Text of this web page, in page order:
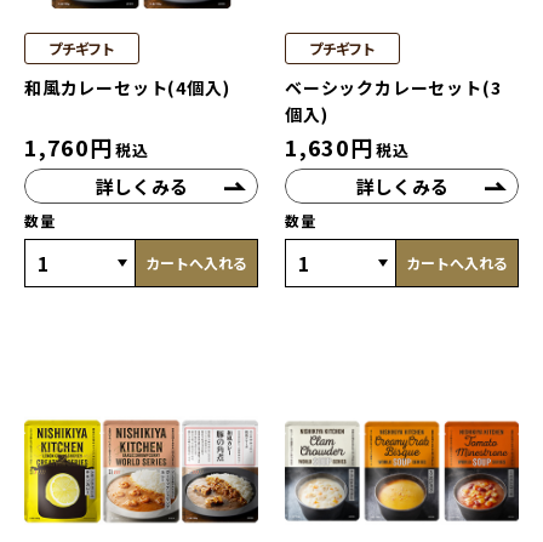
プチギフト
和風カレーセット(4個入)
1,760円税込
詳しくみる
数量
カートへ入れる
プチギフト
ベーシックカレーセット(3
個入)
1,630円税込
詳しくみる
数量
カートへ入れる